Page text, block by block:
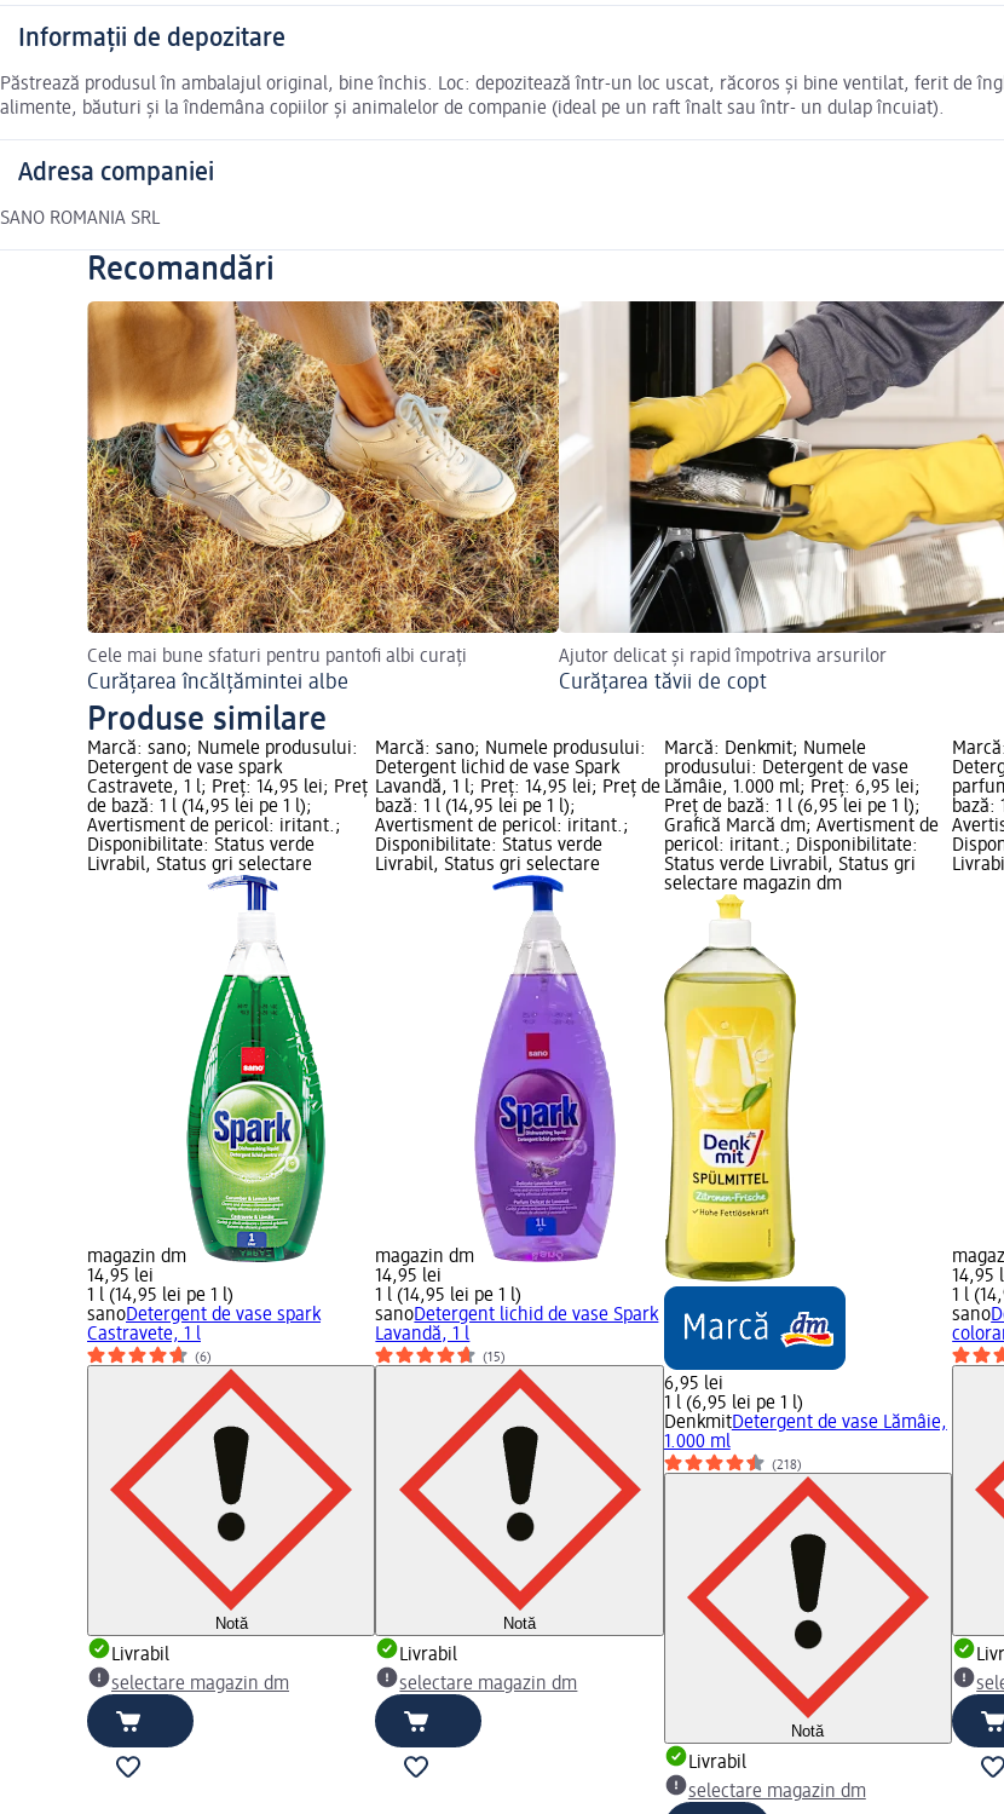
Informații de depozitare
Păstrează produsul în ambalajul original, bine închis. Loc: depozitează într-un loc uscat, răcoros și bine ventilat, ferit de
alimente, băuturi și la îndemâna copiilor și animalelor de companie (ideal pe un raft înalt sau într- un dulap încuiat).
Adresa companiei
SANO ROMANIA SRL
Recomandări
Cele mai bune sfaturi pentru pantofi albi curați
Curățarea încălțămintei albe
Ajutor delicat și rapid împotriva arsurilor
Curățarea tăvii de copt
Produse similare
Marcă: sano; Numele produsului:
Detergent de vase spark
Castravete, 1 l; Preț: 14,95 lei; Preț
de bază: 1 l (14,95 lei pe 1 l);
Avertisment de pericol: iritant.;
Disponibilitate: Status verde
Livrabil, Status gri selectare
magazin dm
14,95 lei
1 l (14,95 lei pe 1 l)
sanoDetergent de vase spark
Castravete, 1 l
(6)
Notă
Livrabil
selectare magazin dm
Marcă: sano; Numele produsului:
Detergent lichid de vase Spark
Lavandă, 1 l; Preț: 14,95 lei; Preț de
bază: 1 l (14,95 lei pe 1 l);
Avertisment de pericol: iritant.;
Disponibilitate: Status verde
Livrabil, Status gri selectare
magazin dm
14,95 lei
1 l (14,95 lei pe 1 l)
sanoDetergent lichid de vase Spark
Lavandă, 1 l
(15)
Notă
Livrabil
selectare magazin dm
Marcă: Denkmit; Numele
produsului: Detergent de vase
Lămâie, 1.000 ml; Preț: 6,95 lei;
Preț de bază: 1 l (6,95 lei pe 1 l);
Grafică Marcă dm; Avertisment de
pericol: iritant.; Disponibilitate:
Status verde Livrabil, Status gri
selectare magazin dm
6,95 lei
1 l (6,95 lei pe 1 l)
DenkmitDetergent de vase Lămâie,
1.000 ml
(218)
Notă
Livrabil
selectare magazin dm
bază:
14,95
1 l
sano